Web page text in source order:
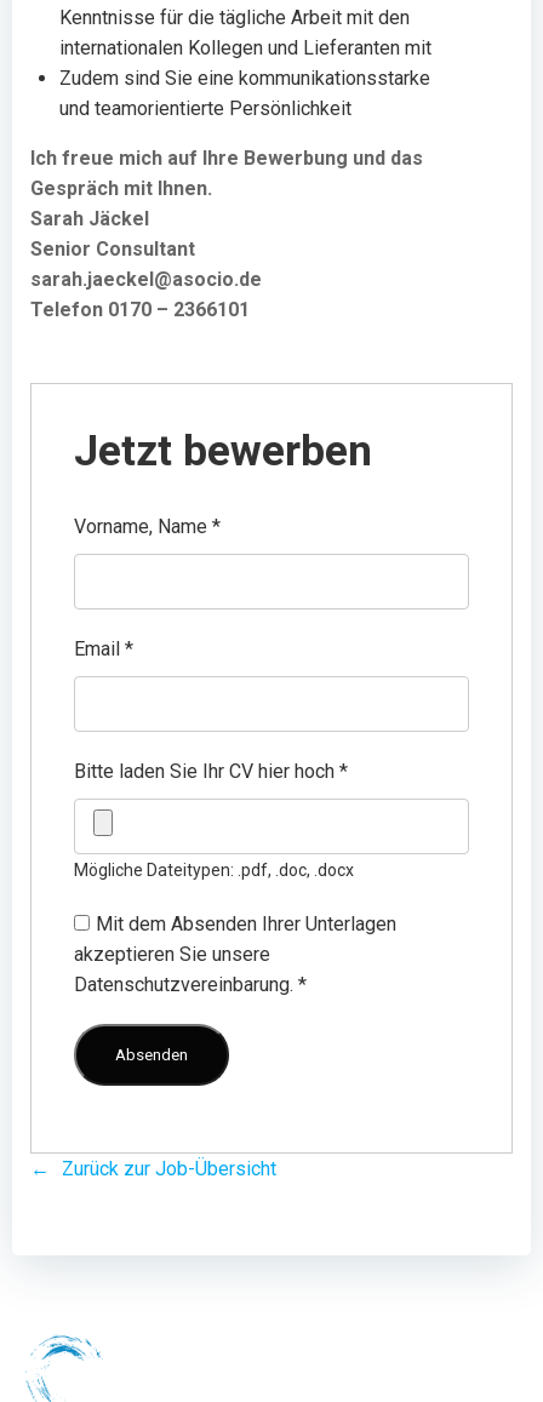
Kenntnisse für die tägliche Arbeit mit den
internationalen Kollegen und Lieferanten mit
Zudem sind Sie eine kommunikationsstarke
und teamorientierte Persönlichkeit
Ich freue mich auf Ihre Bewerbung und das
Gespräch mit Ihnen.
Sarah Jäckel
Senior Consultant
sarah.jaeckel@asocio.de
Telefon 0170 – 2366101
Jetzt bewerben
Vorname, Name *
Email *
Bitte laden Sie Ihr CV hier hoch *
Mögliche Dateitypen: .pdf, .doc, .docx
Mit dem Absenden Ihrer Unterlagen
akzeptieren Sie unsere
Datenschutzvereinbarung. *
Zurück zur Job-Übersicht